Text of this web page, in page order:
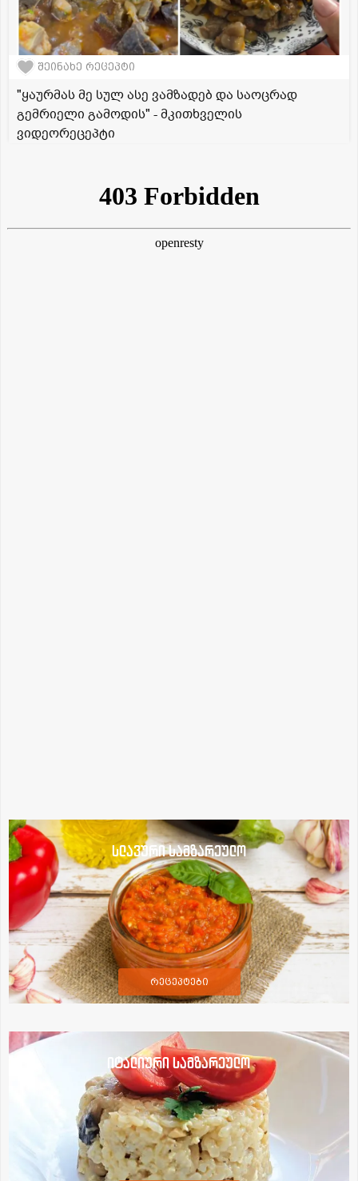
შეინახე რეცეპტი
"ყაურმას მე სულ ასე ვამზადებ და საოცრად
გემრიელი გამოდის" - მკითხველის
ვიდეორეცეპტი
სლავური სამზარეულო
რეცეპტები
იტალიური სამზარეულო